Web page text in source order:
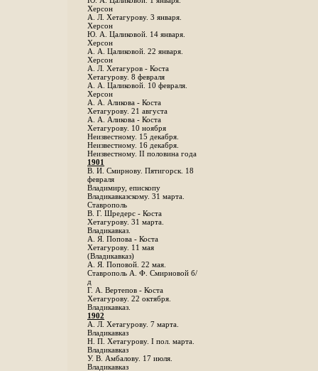
Херсон
А. Л. Хетагурову. 3 января.
Херсон
Ю. А. Цаликовой. 14 января.
Херсон
А. А. Цаликовой. 22 января.
Херсон
А. Л. Хетагуров - Коста
Хетагурову. 8 февраля
А. А. Цаликовой. 10 февраля.
Херсон
А. А. Аликова - Коста
Хетагурову. 21 августа
А. А. Аликова - Коста
Хетагурову. 10 ноября
Неизвестному. 15 декабря.
Неизвестному. 16 декабря.
Неизвестному. II половина года
1901
В. И. Смирнову. Пятигорск. 18
февраля
Владимиру, епископу
Владикавказскому. 31 марта.
Ставрополь
В. Г. Шредерс - Коста
Хетагурову. 31 марта.
Владикавказ.
А. Я. Попова - Коста
Хетагурову. 11 мая
(Владикавказ)
А. Я. Поповой. 22 мая.
Ставрополь А. Ф. Смирновой б/
д
Г. А. Вертепов - Коста
Хетагурову. 22 октября.
Владикавказ.
1902
А. Л. Хетагурову. 7 марта.
Владикавказ
Н. П. Хетагурову. I пол. марта.
Владикавказ
У. В. Амбалову. 17 июля.
Владикавказ